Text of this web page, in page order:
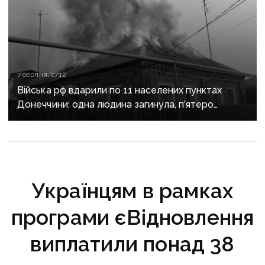
7 серпня, 07:12
Війська рф вдарили по 11 населених пунктах
Донеччини: одна людина загинула, п’ятеро
поранені
Українцям в рамках
програми єВідновлення
виплатили понад 38